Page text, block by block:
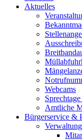
Aktuelles
Webcams
Amtliche
Bürgerservice &
Verwaltung